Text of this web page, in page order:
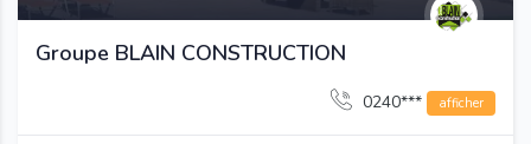
Groupe BLAIN CONSTRUCTION
0240*** afficher